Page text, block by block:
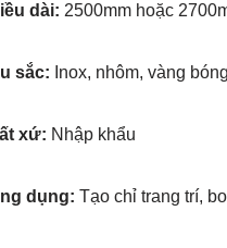
dài: 2500mm hoặc
sắc: Inox, nhôm, vàng bóng
xứ: Nhập khẩu
dụng: Tạo chỉ trang trí,